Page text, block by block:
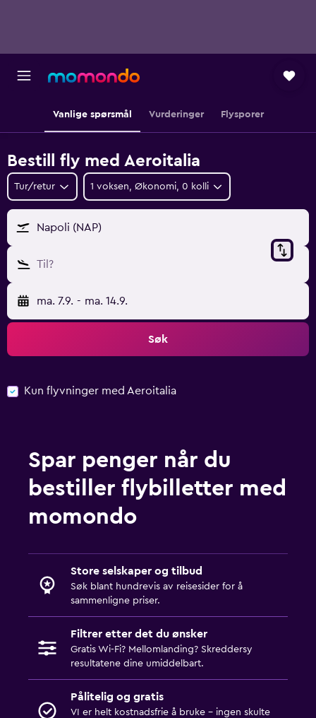
Vanlige spørsmål Vurderinger Flysporer
Bestill fly med Aeroitalia
Tur/retur 1 voksen, Økonomi, 0 kolli
Napoli (NAP)
Til?
ma. 7.9. - ma. 14.9.
Søk
Kun flyvninger med Aeroitalia
Spar penger når du
bestiller flybilletter med
momondo
Store selskaper og tilbud
Søk blant hundrevis av reisesider for å
sammenligne priser.
Filtrer etter det du ønsker
Gratis Wi-Fi? Mellomlanding? Skreddersy
resultatene dine umiddelbart.
Pålitelig og gratis
VI er helt kostnadsfrie å bruke - ingen skulte